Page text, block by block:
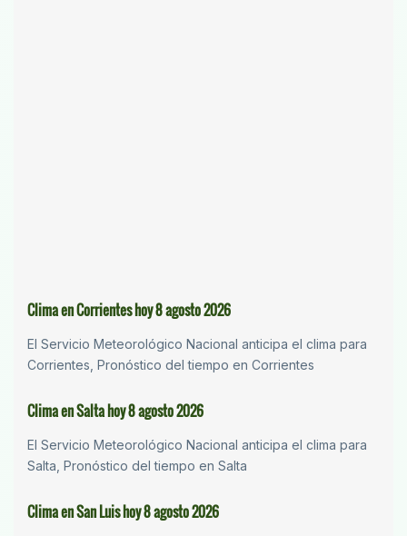
Clima en Corrientes hoy 8 agosto 2026
El Servicio Meteorológico Nacional anticipa el clima para
Corrientes, Pronóstico del tiempo en Corrientes
Clima en Salta hoy 8 agosto 2026
El Servicio Meteorológico Nacional anticipa el clima para
Salta, Pronóstico del tiempo en Salta
Clima en San Luis hoy 8 agosto 2026